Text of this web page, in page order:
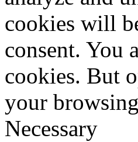
cookies will
consent. You
cookies. But
your
Necessary